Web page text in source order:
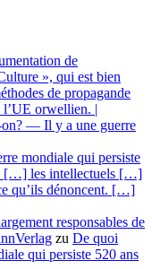
de
», qui est bien
de propagande
l’UE orwellien. |
— Il y a une guerre
mondiale qui persiste
[…] les intellectuels […]
qu’ils dénoncent. […]
responsables de
zu De quoi
qui persiste 520 ans